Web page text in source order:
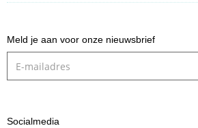
Meld je aan voor onze nieuwsbrief
Socialmedia